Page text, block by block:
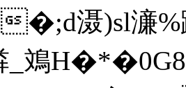
滠)sl濓%
p粦_鳼